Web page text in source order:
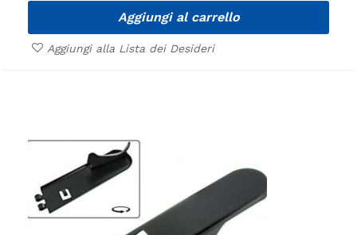
Aggiungi al carrello
Aggiungi alla Lista dei Desideri